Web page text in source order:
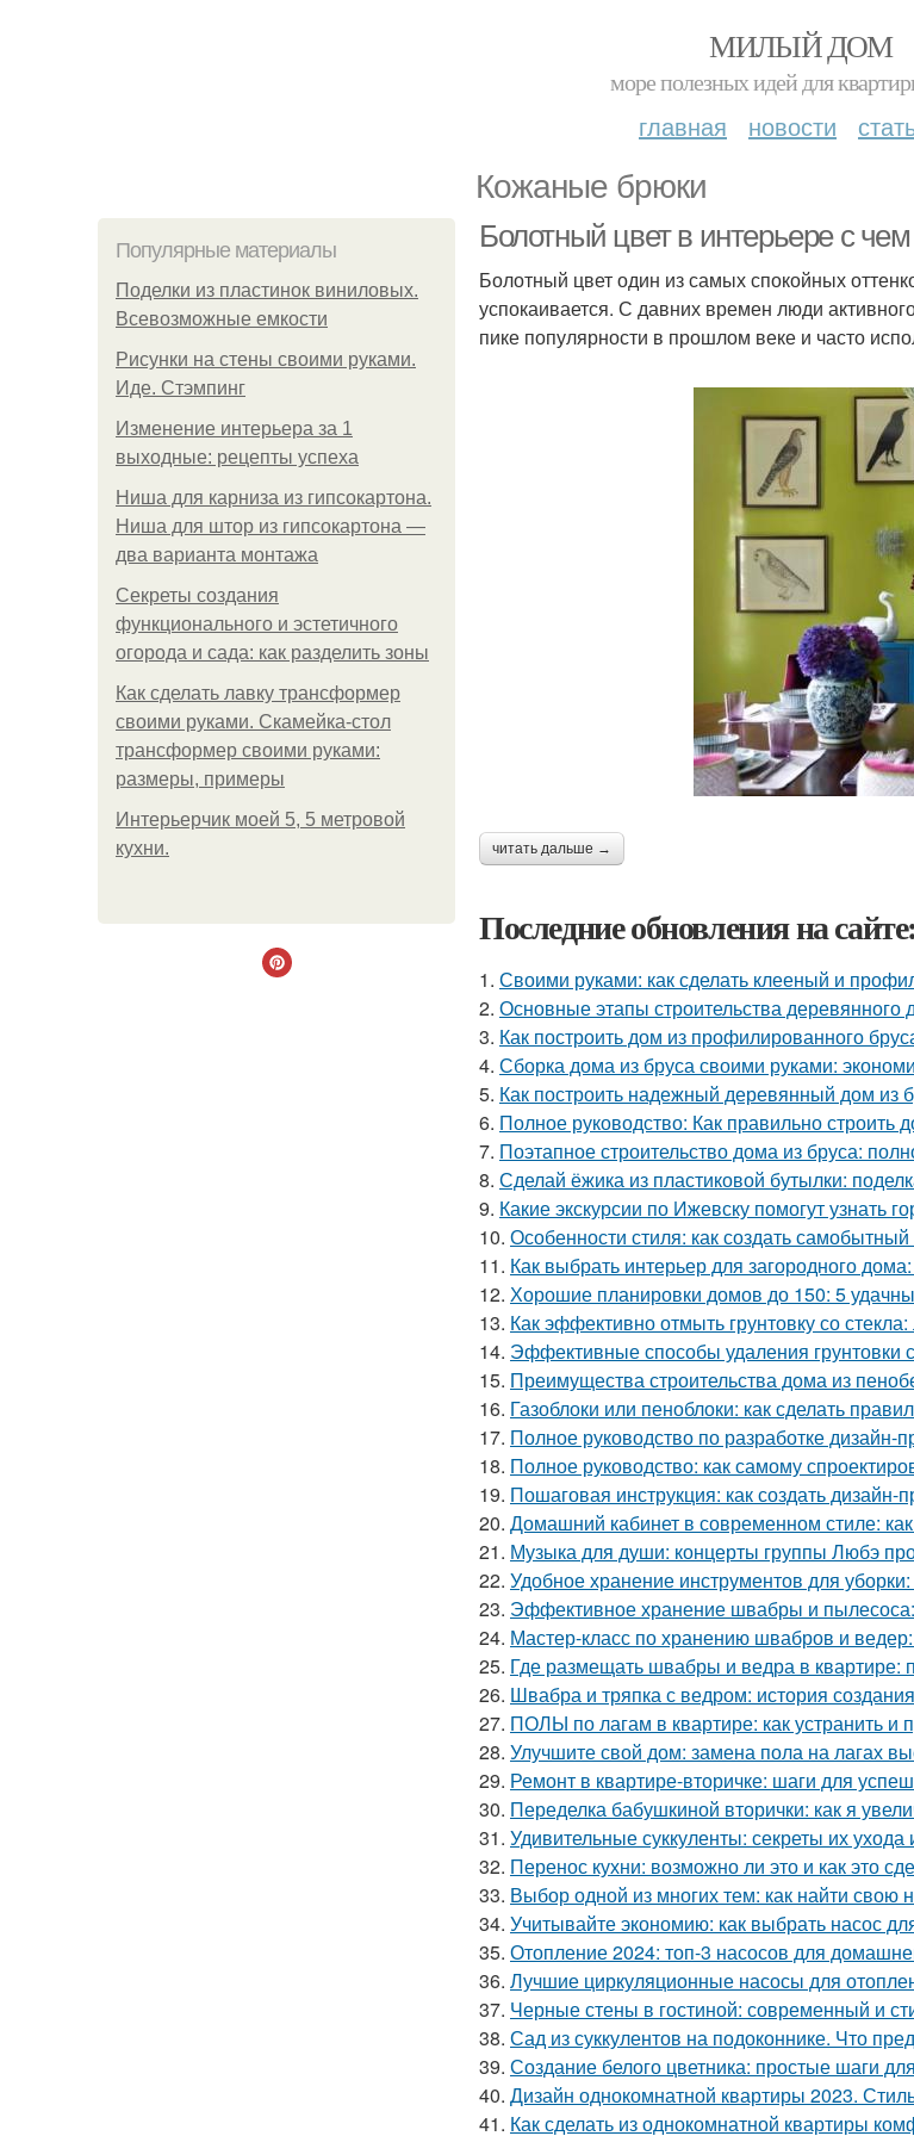
МИЛЫЙ ДОМ
море полезных идей для
главная новости
Кожаные брюки
Популярные материалы
Поделки из пластинок виниловых.
Всевозможные емкости
Рисунки на стены своими руками.
Иде. Стэмпинг
Изменение интерьера за 1
выходные: рецепты успеха
Ниша для карниза из гипсокартона.
Ниша для штор из гипсокартона —
два варианта монтажа
Секреты создания
функционального и эстетичного
огорода и сада: как разделить зоны
Как сделать лавку трансформер
своими руками. Скамейка-стол
трансформер своими руками:
размеры, примеры
Интерьерчик моей 5, 5 метровой
кухни.
Болотный цвет в интерьере с
Болотный цвет один из самых спокойных
успокаивается. С давних времен люди
пике популярности в прошлом веке и часто
читать дальше →
Последние обновления на сайте:
1. Своими руками: как сделать клееный и
2. Основные этапы строительства деревянного
3. Как построить дом из профилированного
4. Сборка дома из бруса своими руками:
5. Как построить надежный деревянный дом из
6. Полное руководство: Как правильно строить
7. Поэтапное строительство дома из бруса:
8. Сделай ёжика из пластиковой бутылки:
9. Какие экскурсии по Ижевску помогут узнать
10. Особенности стиля: как создать
11. Как выбрать интерьер для загородного
12. Хорошие планировки домов до 150: 5
13. Как эффективно отмыть грунтовку со
14. Эффективные способы удаления грунтовки
15. Преимущества строительства дома из
16. Газоблоки или пеноблоки: как сделать
17. Полное руководство по разработке дизайн-
18. Полное руководство: как самому
19. Пошаговая инструкция: как создать
20. Домашний кабинет в современном стиле:
21. Музыка для души: концерты группы Любэ
22. Удобное хранение инструментов для
23. Эффективное хранение швабры и
24. Мастер-класс по хранению швабров и
25. Где размещать швабры и ведра в квартире:
26. Швабра и тряпка с ведром: история
27. ПОЛЫ по лагам в квартире: как устранить и
28. Улучшите свой дом: замена пола на лагах
29. Ремонт в квартире-вторичке: шаги для
30. Переделка бабушкиной вторички: как я
31. Удивительные суккуленты: секреты их
32. Перенос кухни: возможно ли это и как это
33. Выбор одной из многих тем: как найти свою
34. Учитывайте экономию: как выбрать насос
35. Отопление 2024: топ-3 насосов для
36. Лучшие циркуляционные насосы для
37. Черные стены в гостиной: современный и
38. Сад из суккулентов на подоконнике. Что
39. Создание белого цветника: простые шаги
40. Дизайн однокомнатной квартиры 2023.
41. Как сделать из однокомнатной квартиры